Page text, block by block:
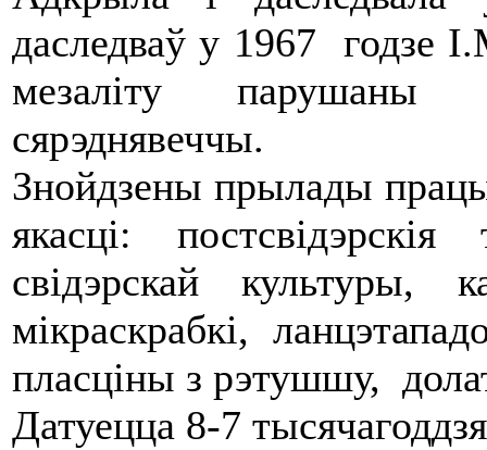
даследваў у 1967 годзе
мезаліту парушаны
сярэднявеччы.
Знойдзены прылады
якасці:
свідэрскай культуры,
мікраскрабкі,
пласціны з рэтушшу,
Датуецца 8-7